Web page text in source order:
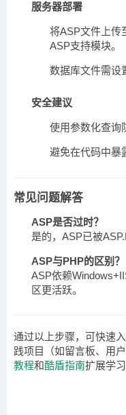
服务器部署
将ASP文件上传
ASP支持模块。
数据库文件需设
安全建议
使用参数化查询
避免在代码中暴
常见问题解答
ASP是否过时？
是的，ASP已被
ASP与PHP的区别？
ASP依赖
区更活跃。
通过以上步骤，可快速
践项目（如留言板、用
教程和酷盾指南扩展学习